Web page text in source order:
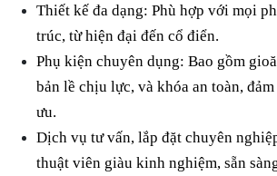
Thiết kế đa dạng: Phù hợp với mọi
trúc, từ hiện đại đến cổ điển.
Phụ kiện chuyên dụng: Bao gồm
bản lề chịu lực, và khóa an toàn,
ưu.
Dịch vụ tư vấn, lắp đặt chuyên
thuật viên giàu kinh nghiệm, sẵn